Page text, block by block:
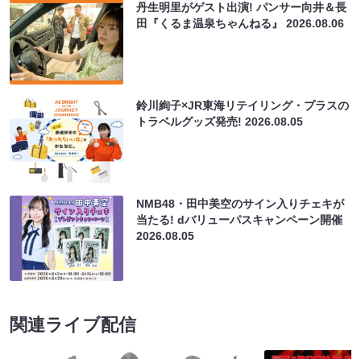
丹生明里がゲスト出演! パンサー向井＆長
田『くるま温泉ちゃんねる』2026.08.06
鈴川絢子×JR東海リテイリング・プラスの
トラベルグッズ発売!2026.08.05
NMB48・田中美空のサイン入りチェキが
当たる! dバリューパスキャンペーン開催
2026.08.05
関連ライブ配信